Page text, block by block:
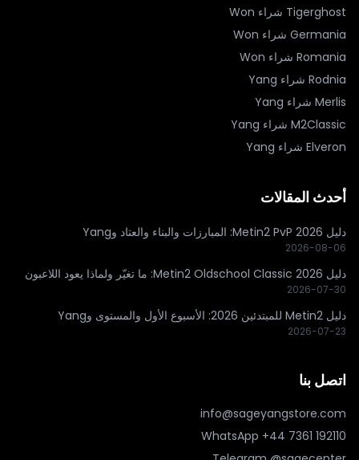
Tigerghost شراء Won
Germania شراء Won
Romania شراء Won
Rodnia شراء Yang
Merlis شراء Yang
M2Classic شراء Yang
Elveron شراء Yang
أحدث المقالات
دليل Metin2 PvP 2026: المبارزات والبناء والعتاد وYang
2026-08-06
دليل Metin2 Oldschool Classic 2026: ما تغيّر ولماذا يعود اللاعبون
2026-07-30
دليل Metin2 للمبتدئين 2026: الأسبوع الأول والمستوى وYang
2026-07-23
اتصل بنا
info@sageyangstore.com
WhatsApp +44 7361 192110